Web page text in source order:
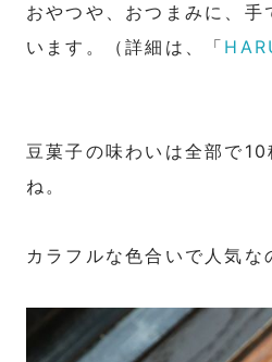
おやつや、おつまみに、
います。（詳細は、「
豆菓子の味わいは全部で
ね。
カラフルな色合いで人気な